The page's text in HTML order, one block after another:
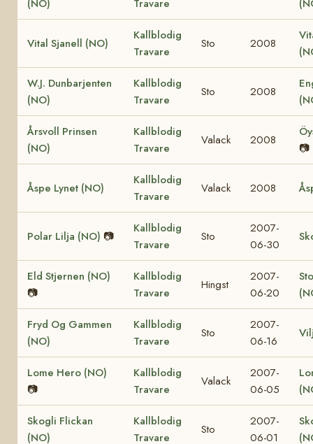
(NO)
Travare
Vital Sjanell (NO)
Kallblodig
Travare
Sto 2008
W.J. Dunbarjenten
(NO)
Kallblodig
Travare
Sto 2008
Årsvoll Prinsen
(NO)
Kallblodig
Travare
Valack 2008
📷
Åspe Lynet (NO)
Kallblodig
Travare
Valack 2008
Polar Lilja (NO) 📷
Kallblodig
Travare
Sto
2007-
06-30
Eld Stjernen (NO)
📷
Kallblodig
Travare
Hingst
2007-
06-20
Fryd Og Gammen
(NO)
Kallblodig
Travare
Sto
2007-
06-16
Lome Hero (NO)
📷
Kallblodig
Travare
Valack
2007-
06-05
Skogli Flickan
(NO)
Kallblodig
Travare
Sto
2007-
06-01